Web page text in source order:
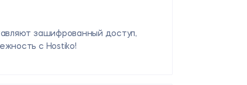
зашифрованный доступ,
с Hostiko!